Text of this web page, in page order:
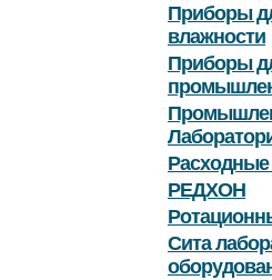
Приборы
влажности
Приборы
РЕДХОН
Сита